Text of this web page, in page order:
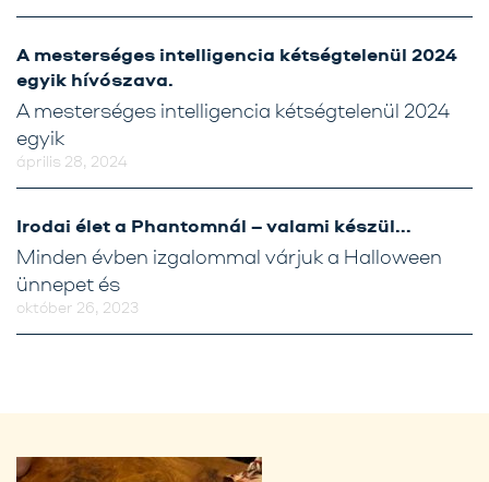
A mesterséges intelligencia kétségtelenül 2024
egyik hívószava.
április 28, 2024
A mesterséges intelligencia kétségtelenül 2024
egyik
Irodai élet a Phantomnál – valami készül…
október 26, 2023
Minden évben izgalommal várjuk a Halloween
ünnepet és